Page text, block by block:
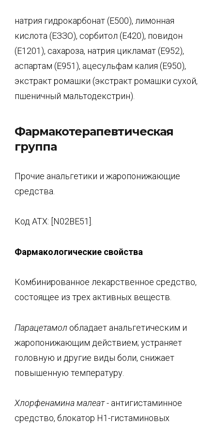
натрия гидрокарбонат (Е500), лимонная
кислота (ЕЗЗО), сорбитол (Е420), повидон
(Е1201), сахароза, натрия цикламат (Е952),
аспартам (Е951), ацесульфам калия (Е950),
экстракт ромашки (экстракт ромашки сухой,
пшеничный мальтодекстрин).
Фармакотерапевтическая
группа
Прочие анальгетики и жаропонижающие
средства.
Код ATX: [N02BE51].
Фармакологические свойства
Комбинированное лекарственное средство,
состоящее из трех активных веществ.
Парацетамол обладает анальгетическим и
жаропонижающим действием; устраняет
головную и другие виды боли, снижает
повышенную температуру.
Хлорфенаминамалеат- антигистаминное
средство, блокатор Н1-гистаминовых